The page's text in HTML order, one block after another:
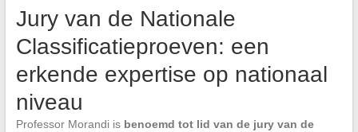
Jury van de Nationale
Classificatieproeven: een
erkende expertise op nationaal
niveau
Professor Morandi is benoemd tot lid van de jury van de